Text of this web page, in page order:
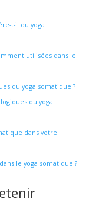
t-il du yoga
utilisées dans le
du yoga somatique ?
du yoga
dans votre
le yoga somatique ?